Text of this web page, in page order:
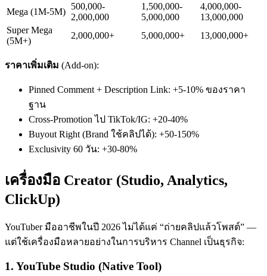
Mega (1M-5M)
500,000-
2,000,000
1,500,000-
5,000,000
4,000,000-
13,000,000
Super Mega
(5M+)
2,000,000+ 5,000,000+ 13,000,000+
ราคาเพิ่มเติม (Add-on):
Pinned Comment + Description Link: +5-10% ของราคา
ฐาน
Cross-Promotion ไป TikTok/IG: +20-40%
Buyout Right (Brand ใช้คลิปได้): +50-150%
Exclusivity 60 วัน: +30-80%
เครื่องมือ Creator (Studio, Analytics,
ClickUp)
YouTuber มืออาชีพในปี 2026 ไม่ได้แค่ “ถ่ายคลิปแล้วโพสต์” —
แต่ใช้เครื่องมือหลายอย่างในการบริหาร Channel เป็นธุรกิจ:
1. YouTube Studio (Native Tool)